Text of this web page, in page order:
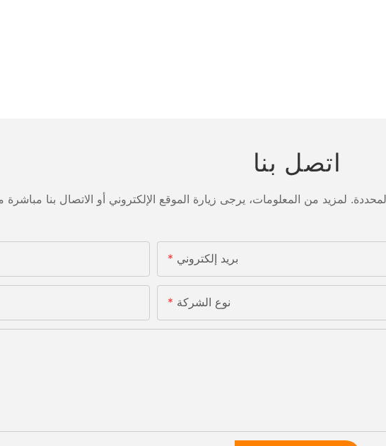
اتصل بنا
بريد إلكتروني
نوع الشركة